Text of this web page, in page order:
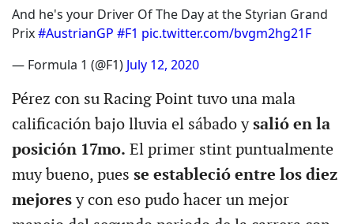
And he's your Driver Of The Day at the Styrian Grand
Prix#AustrianGP #F1 pic.twitter.com/bvgm2hg21F
— Formula 1 (@F1) July 12, 2020
Pérez con su Racing Point tuvo una mala
calificación bajo lluvia el sábado ysalió en la
posición 17mo. El primer stint puntualmente
muy bueno, pues se estableció entre los diez
mejoresy con eso pudo hacer un mejor